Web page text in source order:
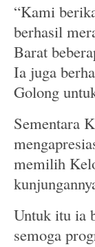
“Kami
berhasil
Barat
Ia juga
Golong
Sementara
memilih
Untuk itu ia
semoga